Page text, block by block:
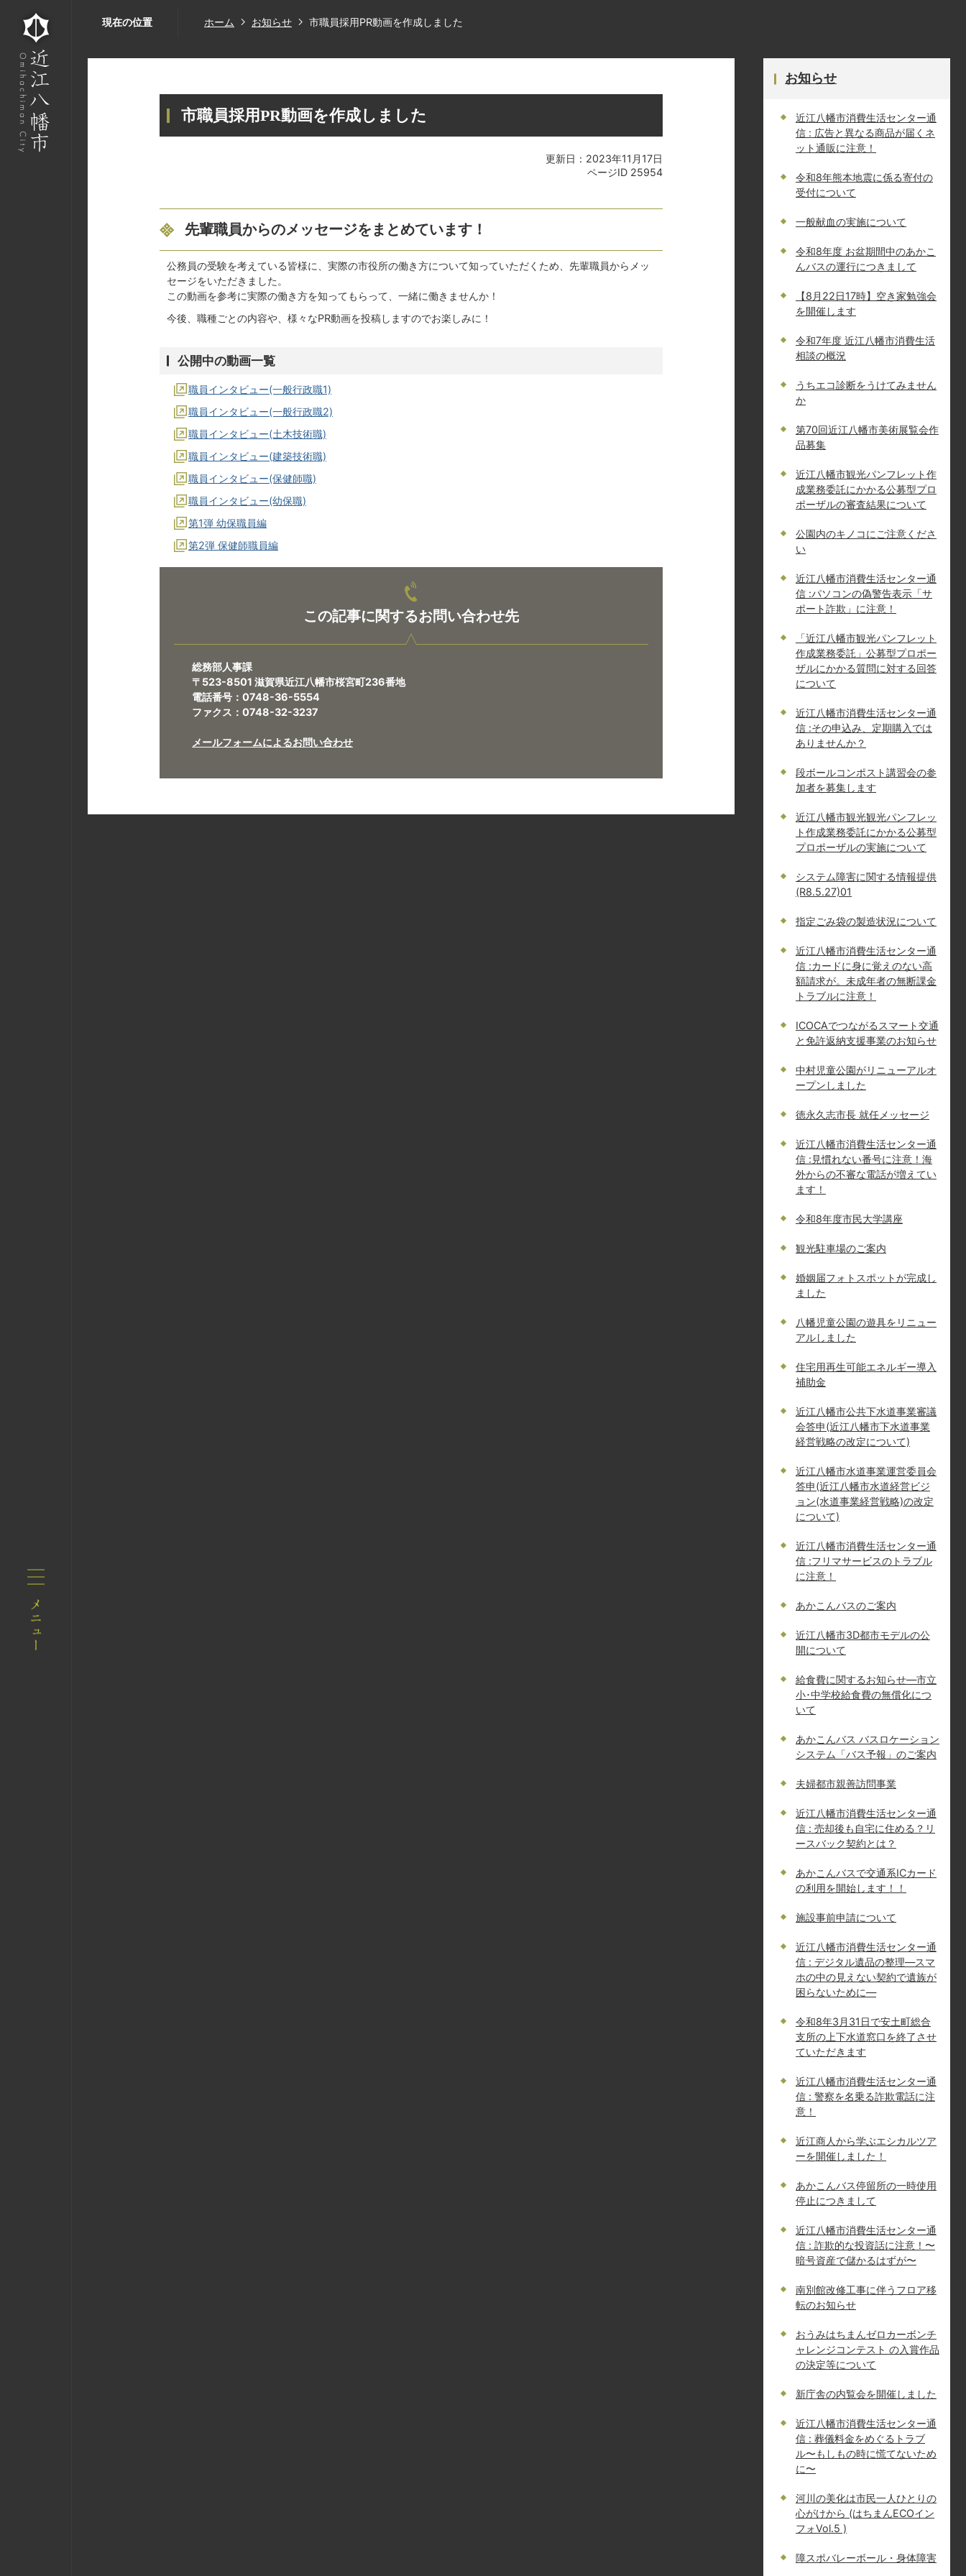
現在の位置 ホーム お知らせ 市職員採用PR動画を作成しました
市職員採用PR動画を作成しました
更新日：2023年11月17日
ページID 25954
先輩職員からのメッセージをまとめています！
公務員の受験を考えている皆様に、実際の市役所の働き方について知っていただくため、先輩職員からメッ
セージをいただきました。
この動画を参考に実際の働き方を知ってもらって、一緒に働きませんか！
今後、職種ごとの内容や、様々なPR動画を投稿しますのでお楽しみに！
公開中の動画一覧
職員インタビュー(一般行政職1)
職員インタビュー(一般行政職2)
職員インタビュー(土木技術職)
職員インタビュー(建築技術職)
職員インタビュー(保健師職)
職員インタビュー(幼保職)
第1弾 幼保職員編
第2弾 保健師職員編
この記事に関するお問い合わせ先
総務部人事課
〒523-8501 滋賀県近江八幡市桜宮町236番地
電話番号：0748-36-5554
ファクス：0748-32-3237
メールフォームによるお問い合わせ
お知らせ
近江八幡市消費生活センター通
信 : 広告と異なる商品が届くネ
ット通販に注意！
令和8年熊本地震に係る寄付の
受付について
一般献血の実施について
令和8年度 お盆期間中のあかこ
んバスの運行につきまして
【8月22日17時】空き家勉強会
を開催します
令和7年度 近江八幡市消費生活
相談の概況
うちエコ診断をうけてみません
か
第70回近江八幡市美術展覧会作
品募集
近江八幡市観光パンフレット作
成業務委託にかかる公募型プロ
ポーザルの審査結果について
公園内のキノコにご注意くださ
い
近江八幡市消費生活センター通
信 :パソコンの偽警告表示「サ
ポート詐欺」に注意！
「近江八幡市観光パンフレット
作成業務委託」公募型プロポー
ザルにかかる質問に対する回答
について
近江八幡市消費生活センター通
信 :その申込み、定期購入では
ありませんか？
段ボールコンポスト講習会の参
加者を募集します
近江八幡市観光観光パンフレッ
ト作成業務委託にかかる公募型
プロポーザルの実施について
システム障害に関する情報提供
(R8.5.27)01
指定ごみ袋の製造状況について
近江八幡市消費生活センター通
信 :カードに身に覚えのない高
額請求が。未成年者の無断課金
トラブルに注意！
ICOCAでつながるスマート交通
と免許返納支援事業のお知らせ
中村児童公園がリニューアルオ
ープンしました
徳永久志市長 就任メッセージ
近江八幡市消費生活センター通
信 :見慣れない番号に注意！海
外からの不審な電話が増えてい
ます！
令和8年度市民大学講座
観光駐車場のご案内
婚姻届フォトスポットが完成し
ました
八幡児童公園の遊具をリニュー
アルしました
住宅用再生可能エネルギー導入
補助金
近江八幡市公共下水道事業審議
会答申(近江八幡市下水道事業
経営戦略の改定について)
近江八幡市水道事業運営委員会
答申(近江八幡市水道経営ビジ
ョン(水道事業経営戦略)の改定
について)
近江八幡市消費生活センター通
信 :フリマサービスのトラブル
に注意！
あかこんバスのご案内
近江八幡市3D都市モデルの公
開について
給食費に関するお知らせ—市立
小･中学校給食費の無償化につ
いて
あかこんバス バスロケーション
システム「バス予報」のご案内
夫婦都市親善訪問事業
近江八幡市消費生活センター通
信 : 売却後も自宅に住める？リ
ースバック契約とは？
あかこんバスで交通系ICカード
の利用を開始します！！
施設事前申請について
近江八幡市消費生活センター通
信 : デジタル遺品の整理―スマ
ホの中の見えない契約で遺族が
困らないために―
令和8年3月31日で安土町総合
支所の上下水道窓口を終了させ
ていただきます
近江八幡市消費生活センター通
信 : 警察を名乗る詐欺電話に注
意！
近江商人から学ぶエシカルツア
ーを開催しました！
あかこんバス停留所の一時使用
停止につきまして
近江八幡市消費生活センター通
信 : 詐欺的な投資話に注意！〜
暗号資産で儲かるはずが〜
南別館改修工事に伴うフロア移
転のお知らせ
おうみはちまんゼロカーボンチ
ャレンジコンテスト の入賞作品
の決定等について
新庁舎の内覧会を開催しました
近江八幡市消費生活センター通
信 : 葬儀料金をめぐるトラブ
ル〜もしもの時に慌てないため
に〜
河川の美化は市民一人ひとりの
心がけから (はちまんECOイン
フォVol.5 )
障スポバレーボール・身体障害